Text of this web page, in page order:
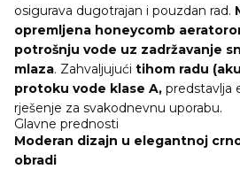
osigurava dugotrajan i pouzdan rad.
opremljena honeycomb
potrošnju vode uz zadržavanje
mlaza. Zahvaljujući tihom radu
protoku vode klase A, predstavlja
rješenje za svakodnevnu uporabu.
Glavne prednosti
Moderan dizajn u elegantnoj
obradi